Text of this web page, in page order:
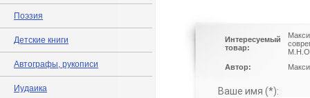
Поэзия
Детские книги
Автографы, рукописи
Иудаика
Интересуемый
товар:
Автор:
Ваше имя (*):